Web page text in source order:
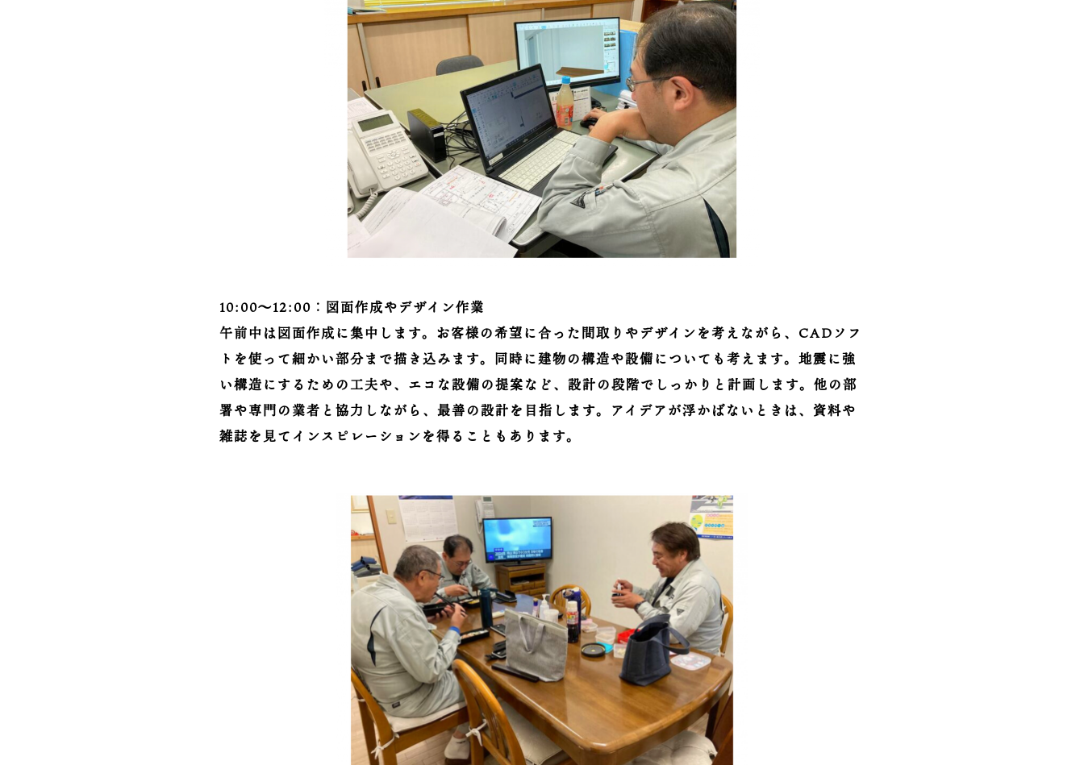
10:00～12:00：図面作成やデザイン作業
午前中は図面作成に集中します。お客様の希望に合った間取りやデザインを考えながら、CADソフ
トを使って細かい部分まで描き込みます。同時に建物の構造や設備についても考えます。地震に強
い構造にするための工夫や、エコな設備の提案など、設計の段階でしっかりと計画します。他の部
署や専門の業者と協力しながら、最善の設計を目指します。アイデアが浮かばないときは、資料や
雑誌を見てインスピレーションを得ることもあります。